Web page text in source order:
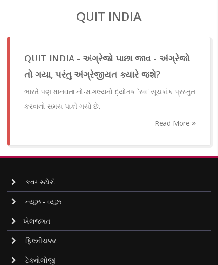
QUIT INDIA
QUIT INDIA - અંગ્રેજો પાછા જાવ - અંગ્રેજો
તો ગયા, પરંતુ અંગ્રેજીયત ક્યારે જશે?
ભારતે પણ માનવતા નો-માંગલ્યનો દ્યોતક `સ્વ' સૂચકાંક પ્રસ્તુત
કરવાનો સમય પાકી ગયો છે.
Read More
કવર સ્ટોરી
ન્યૂઝ - વ્યૂઝ
ખેલજગત
ફિલ્મીચક્કર
ટેક્નોલોજી